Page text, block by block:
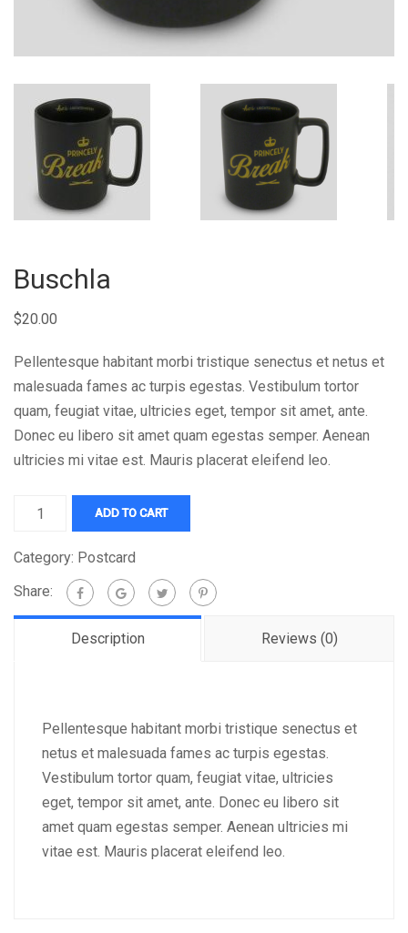
Buschla
$20.00
Pellentesque habitant morbi tristique senectus et netus et
malesuada fames ac turpis egestas. Vestibulum tortor
quam, feugiat vitae, ultricies eget, tempor sit amet, ante.
Donec eu libero sit amet quam egestas semper. Aenean
ultricies mi vitae est. Mauris placerat eleifend leo.
Buschla
ADD TO CART
Category: Postcard
Share:
Description Reviews (0)
Pellentesque habitant morbi tristique senectus et
netus et malesuada fames ac turpis egestas.
Vestibulum tortor quam, feugiat vitae, ultricies
eget, tempor sit amet, ante. Donec eu libero sit
amet quam egestas semper. Aenean ultricies mi
vitae est. Mauris placerat eleifend leo.